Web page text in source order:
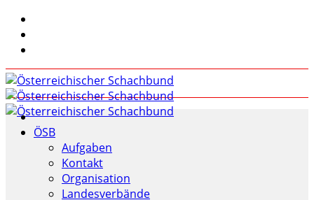
ÖSB
Aufgaben
Kontakt
Organisation
Landesverbände